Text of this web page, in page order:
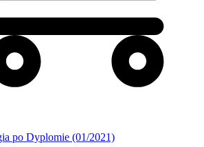
po Dyplomie (01/2021)